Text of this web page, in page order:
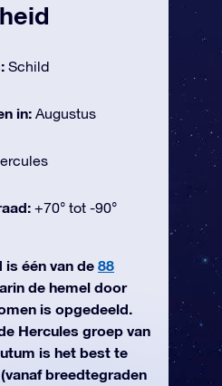
Schild
in: Augustus
+70° tot -90°
één van de 88
de hemel door
is opgedeeld.
Hercules groep van
is het best te
breedtegraden